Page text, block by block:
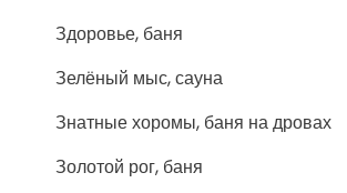
Здоровье, баня
Зелёный мыс, сауна
Знатные хоромы, баня на дровах
Золотой рог, баня